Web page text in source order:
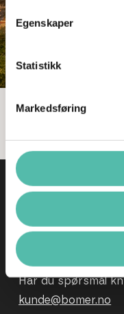
Egenskaper
Statistikk
Markedsføring
Se flere
Observatoriegata
Har du spørsmål
kunde@bomer.no